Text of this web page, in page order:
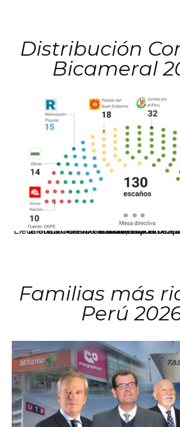
Distribución
Bicameral
El JNE oficializó la distribución de escaños para la elección de 60 senadores y 130 diputados en las Elecciones Generales 2026, tras el restablecimiento de la Bicameralidad.
Familias más
Perú